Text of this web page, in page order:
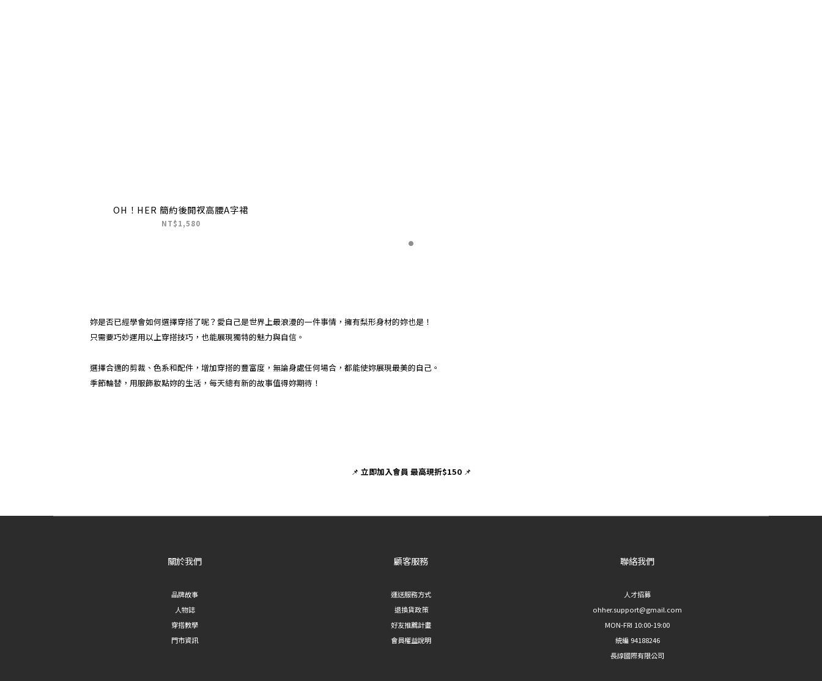
OH！HER 簡約後開衩高腰A字裙
NT$1,580
妳是否已經學會如何選擇穿搭了呢？愛自己是世界上最浪漫的一件事情，擁有梨形身材的妳也是！
只需要巧妙運用以上穿搭技巧，也能展現獨特的魅力與自信。
選擇合適的剪裁、色系和配件，增加穿搭的豐富度，無論身處任何場合，都能使妳展現最美的自己。
季節輪替，用服飾妝點妳的生活，每天總有新的故事值得妳期待！
📌 立即加入會員 最高現折$150 📌
關於我們
品牌故事
人物誌
穿搭教學
門市資訊
顧客服務
運送服務方式
退換貨政策
好友推薦計畫
會員權益說明
聯絡我們
人才招募
ohher.support@gmail.com
MON-FRI 10:00-19:00
統編 94188246
長諄國際有限公司